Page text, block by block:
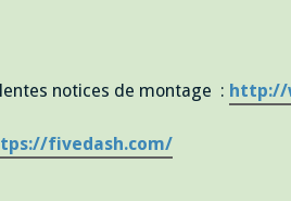
notices de montage : http://
fivedash.com/